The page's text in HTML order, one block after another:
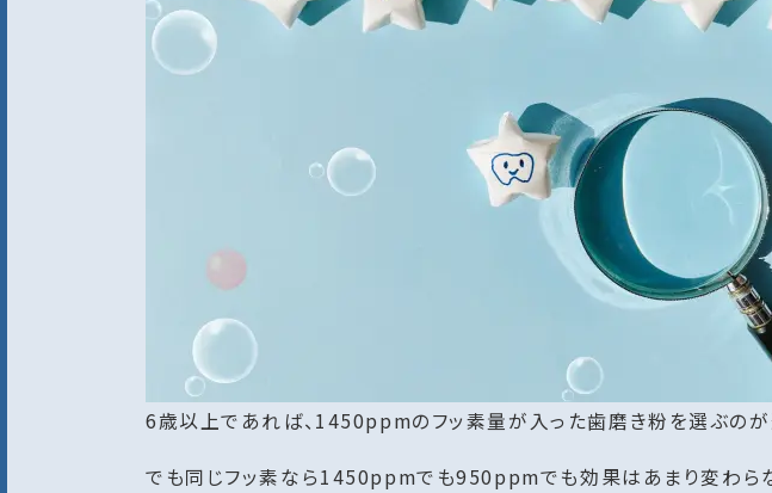
6歳以上であれば、1450ppmのフッ素量が入った歯磨き粉を選ぶのが
でも同じフッ素なら1450ppmでも950ppmでも効果はあまり変わらな